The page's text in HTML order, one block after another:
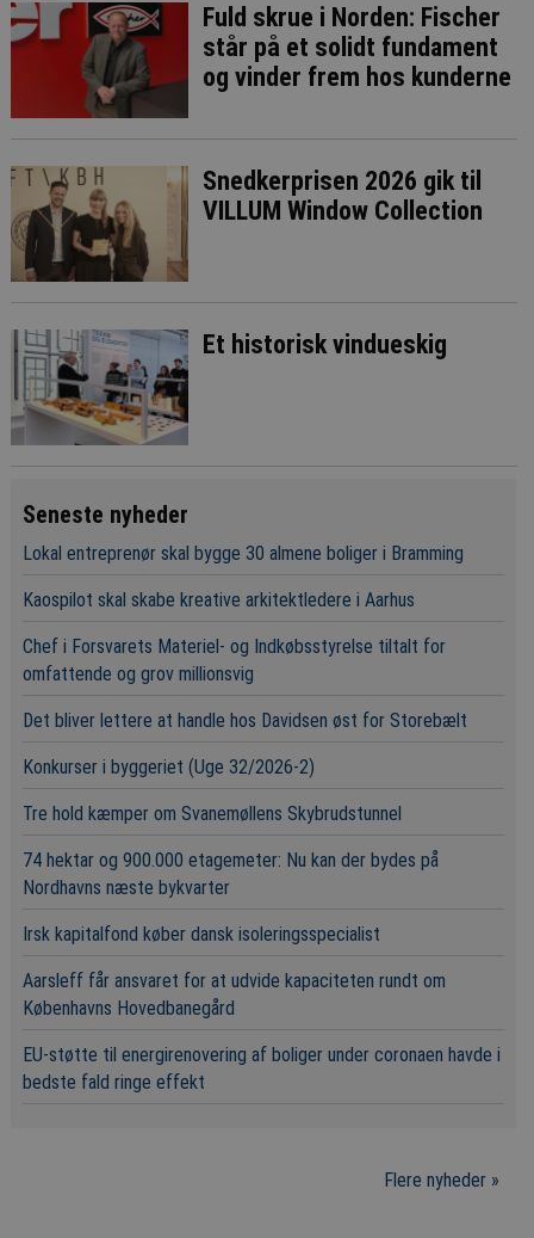
Fuld skrue i Norden: Fischer
står på et solidt fundament
og vinder frem hos kunderne
Snedkerprisen 2026 gik til
VILLUM Window Collection
Et historisk vindueskig
Seneste nyheder
Lokal entreprenør skal bygge 30 almene boliger i Bramming
Kaospilot skal skabe kreative arkitektledere i Aarhus
Chef i Forsvarets Materiel- og Indkøbsstyrelse tiltalt for
omfattende og grov millionsvig
Det bliver lettere at handle hos Davidsen øst for Storebælt
Konkurser i byggeriet (Uge 32/2026-2)
Tre hold kæmper om Svanemøllens Skybrudstunnel
74 hektar og 900.000 etagemeter: Nu kan der bydes på
Nordhavns næste bykvarter
Irsk kapitalfond køber dansk isoleringsspecialist
Aarsleff får ansvaret for at udvide kapaciteten rundt om
Københavns Hovedbanegård
EU-støtte til energirenovering af boliger under coronaen havde i
bedste fald ringe effekt
Flere nyheder »